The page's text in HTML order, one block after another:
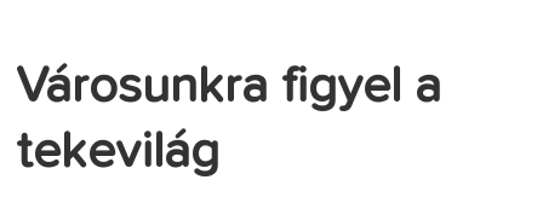
Városunkra figyel a
tekevilág